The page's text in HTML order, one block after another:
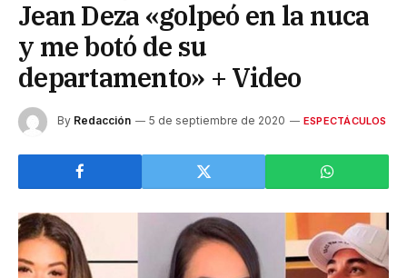
Jean Deza «golpeó en la nuca
y me botó de su
departamento» + Video
By Redacción 5 de septiembre de 2020 ESPECTÁCULOS